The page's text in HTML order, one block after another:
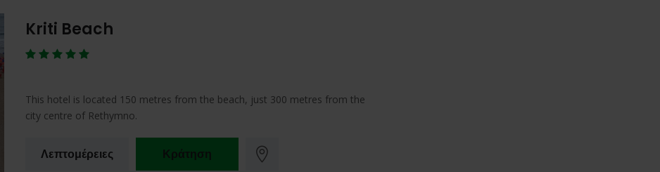
Kriti Beach
This hotel is located 150 metres from the beach, just 300 metres from the
city centre of Rethymno.
Λεπτομέρειες Κράτηση